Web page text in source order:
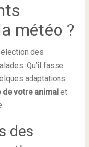
météo ?
des
Qu’il fasse
adaptations
de votre animalet
des